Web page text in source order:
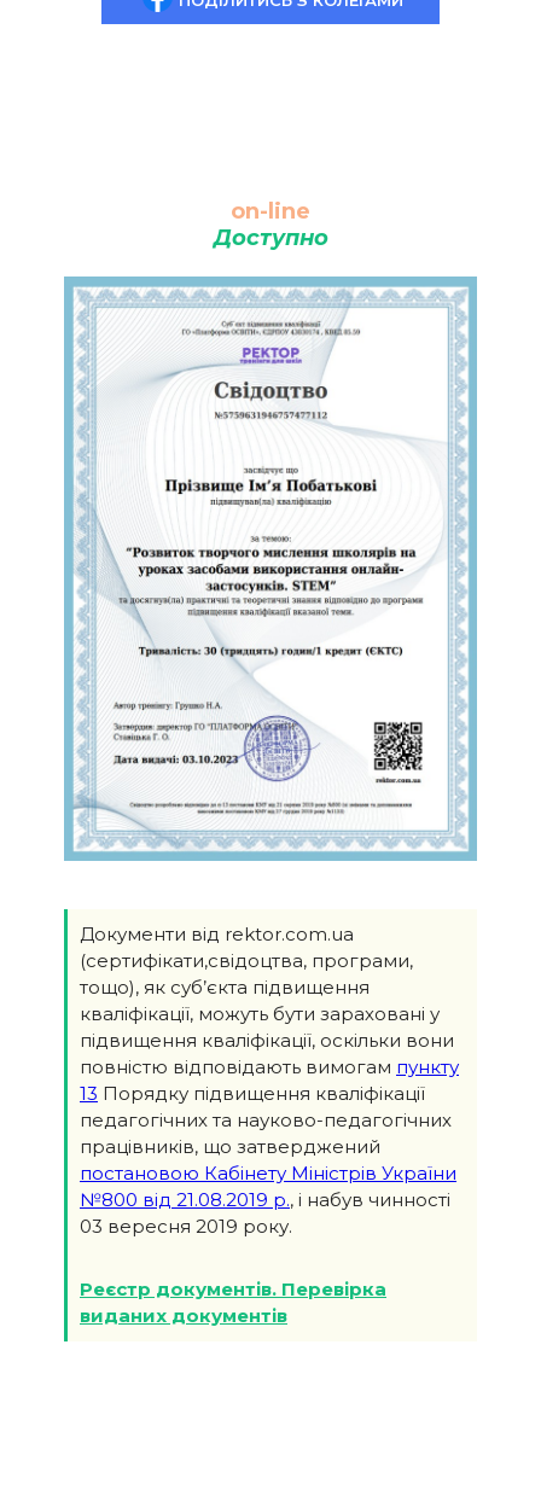
on-line
Доступно
Документи від rektor.com.ua
(сертифікати,свідоцтва, програми,
тощо), як суб’єкта підвищення
кваліфікації, можуть бути зараховані у
підвищення кваліфікації, оскільки вони
повністю відповідають вимогам пункту
13 Порядку підвищення кваліфікації
педагогічних та науково-педагогічних
працівників, що затверджений
постановою Кабінету Міністрів України
№800 від 21.08.2019 р., і набув чинності
03 вересня 2019 року.
Реєстр документів. Перевірка
виданих документів